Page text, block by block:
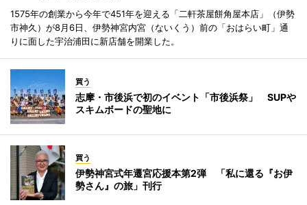
1575年の創業から今年で451年を迎える「二軒茶屋餅角屋本店」（伊勢
市神久）が8月6日、伊勢神宮内宮（ないくう）前の「おはらい町」通
りに面した宇治浦田に新店舗を開業した。
買う
志摩・市後浜で初のイベント「市後浜祭」 SUPや
スキムボードの聖地に
買う
伊勢神宮式年遷宮応援本第2弾 「私に還る『お伊
勢さん』の旅」刊行